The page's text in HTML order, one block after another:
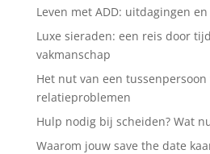
Leven met ADD: uitdagingen
Luxe sieraden: een reis door
vakmanschap
Het nut van een
relatieproblemen
Hulp nodig bij scheiden? Wat
Waarom jouw save the date